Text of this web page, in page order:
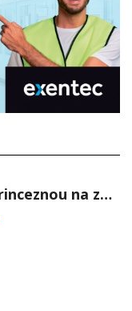
Prohlídka s princeznou na zámku Stekník